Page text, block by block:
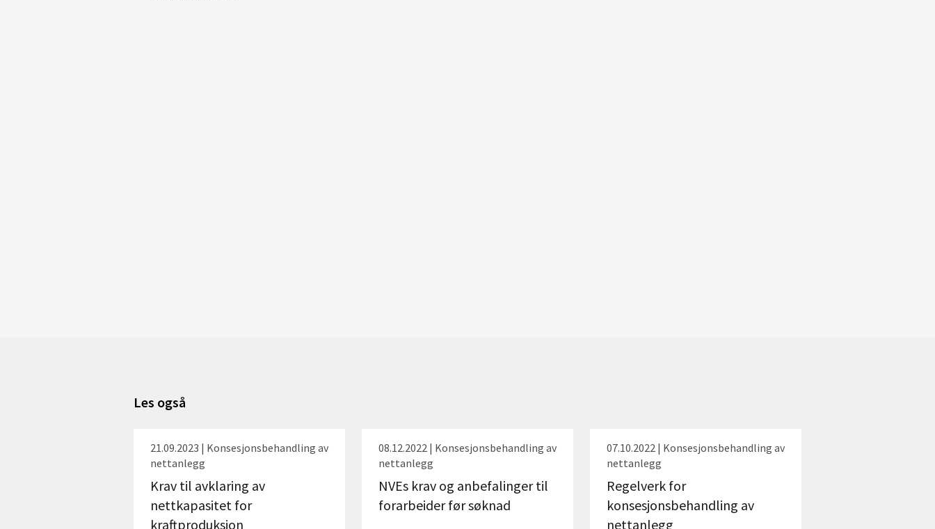
Les også
21.09.2023 | Konsesjonsbehandling av
nettanlegg
Krav til avklaring av
nettkapasitet for
kraftproduksjon
08.12.2022 | Konsesjonsbehandling av
nettanlegg
NVEs krav og anbefalinger til
forarbeider før søknad
07.10.2022 | Konsesjonsbehandling av
nettanlegg
Regelverk for
konsesjonsbehandling av
nettanlegg